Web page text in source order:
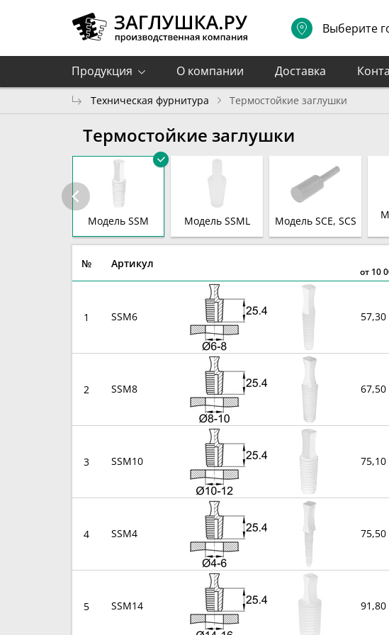
Выберите
Продукция О компании Доставка
Техническая фурнитура Термостойкие заглушки
Термостойкие заглушки
Модель SSM Модель SSML Модель SCE, SCS
№ Артикул
от 10
1 SSM6 57,30
2 SSM8 67,50
3 SSM10 75,10
4 SSM4 75,50
5 SSM14 91,80